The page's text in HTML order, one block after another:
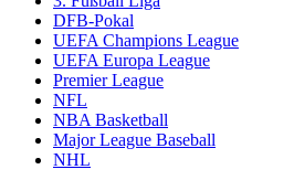
DFB-Pokal
UEFA Champions League
UEFA Europa League
Premier League
NFL
NBA Basketball
Major League Baseball
NHL